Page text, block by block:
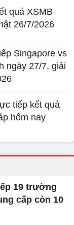
quả XSMB
26/7/2026
Singapore vs
ngày 27/7, giải
tiếp kết quả
hôm nay
19 trường
cấp còn 10